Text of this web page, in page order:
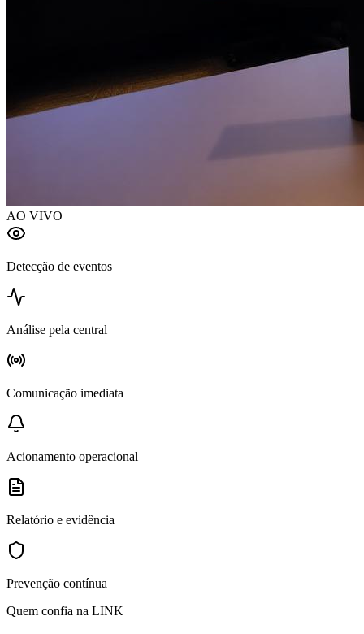
AO VIVO
Detecção de eventos
Análise pela central
Comunicação imediata
Acionamento operacional
Relatório e evidência
Prevenção contínua
Quem confia na LINK